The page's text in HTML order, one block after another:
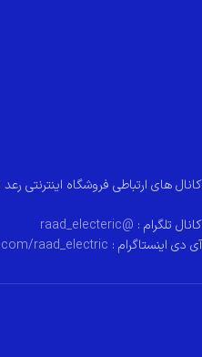
کانال های ارتباطی فروشگاه اینترنتی
کانال تلگرام : @raad_electeric
آی دی اینستاگرام : raad_electric